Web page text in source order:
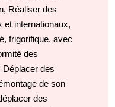
Réaliser des
et internationaux,
frigorifique, avec
des
Déplacer des
de son
des